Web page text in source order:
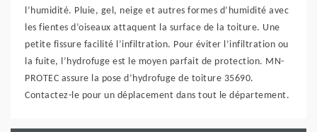
l’humidité. Pluie, gel, neige et autres formes d’humidité avec
les fientes d’oiseaux attaquent la surface de la toiture. Une
petite fissure facilité l’infiltration. Pour éviter l’infiltration ou
la fuite, l’hydrofuge est le moyen parfait de protection. MN-
PROTEC assure la pose d’hydrofuge de toiture 35690.
Contactez-le pour un déplacement dans tout le département.